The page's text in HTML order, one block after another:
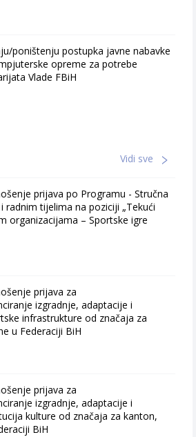
poništenju postupka javne nabavke
opreme za potrebe
Vlade FBiH
Vidi sve
prijava po Programu - Stručna
radnim tijelima na poziciji „Tekući
organizacijama – Sportske igre
prijava za
izgradnje, adaptacije i
infrastrukture od značaja za
u Federaciji BiH
prijava za
izgradnje, adaptacije i
kulture od značaja za kanton,
BiH